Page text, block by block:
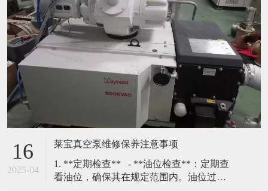
16
2025-04
莱宝真空泵维修保养注意事项
​1. **定期检查** - **油位检查**：定期查
看油位，确保其在规定范围内。油位过低